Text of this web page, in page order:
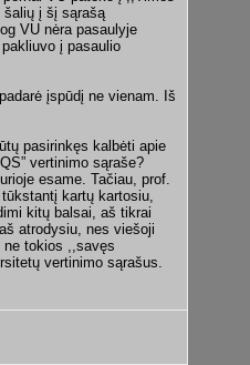
šalių į šį sąrašą
VU nėra pasaulyje
į pasaulio
įspūdį ne vienam. Iš
pasirinkęs kalbėti apie
vertinimo sąraše?
esame. Tačiau, prof.
kartų kartosiu,
kitų balsai, aš tikrai
atrodysiu, nes viešoji
ne tokios ,,savęs
vertinimo sąrašus.